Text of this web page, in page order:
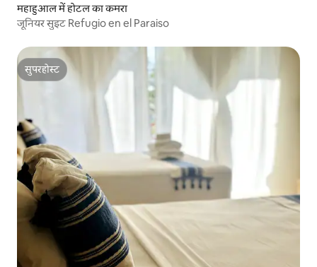
महाहुआल में होटल का कमरा
जूनियर सुइट Refugio en el Paraiso
सुपरहोस्ट
सुपरहोस्ट